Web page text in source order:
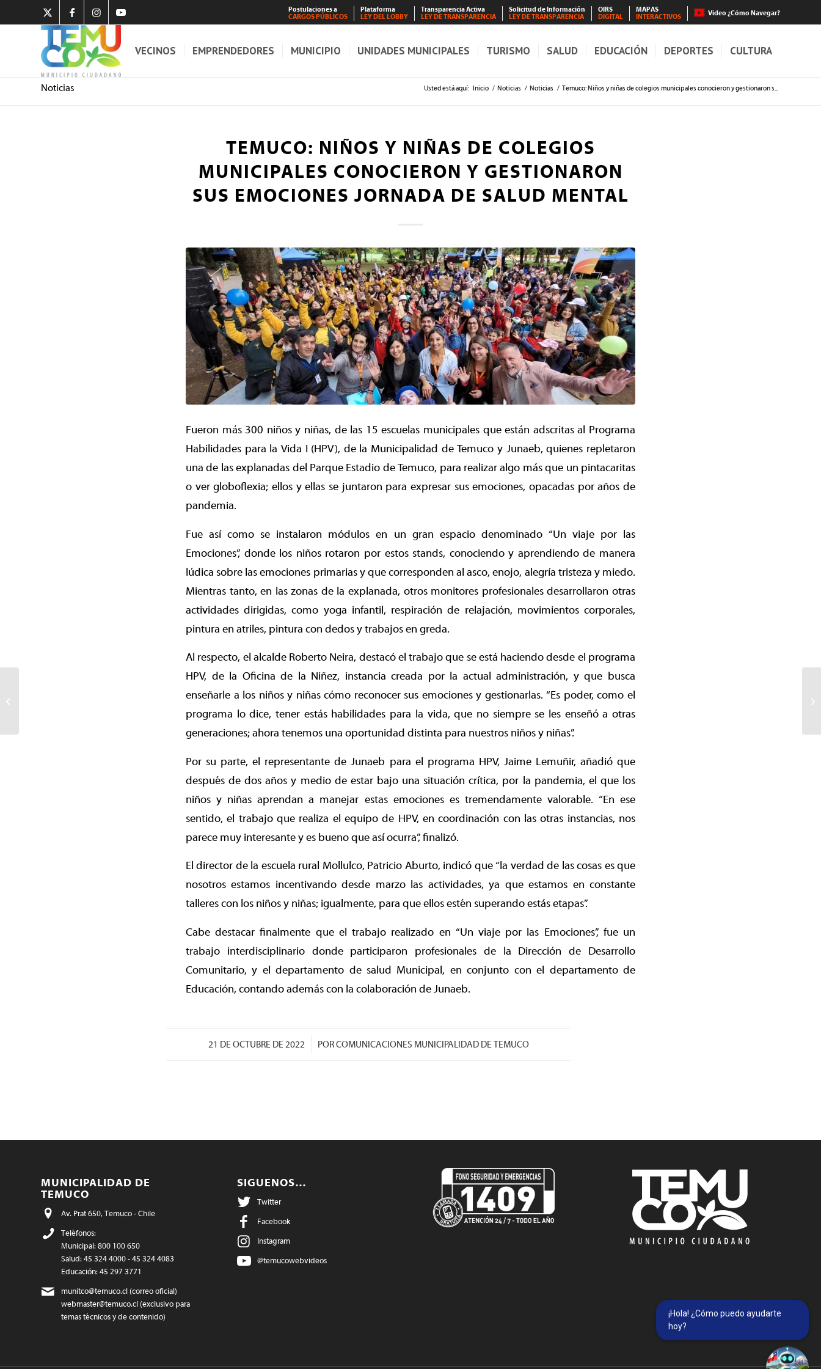
Postulaciones a
CARGOS PÚBLICOS
Plataforma
LEY DEL LOBBY
Transparencia Activa
LEY DE TRANSPARENCIA
Solicitud de Información
LEY DE TRANSPARENCIA
OIRS
DIGITAL
MAPAS
INTERACTIVOS
Video ¿Cómo Navegar?
VECINOS EMPRENDEDORES MUNICIPIO UNIDADES MUNICIPALES TURISMO SALUD EDUCACIÓN DEPORTES CULTURA
Noticias Usted está aquí: Inicio / Noticias / Noticias / Temuco: Niños y niñas de colegios municipales conocieron y gestionaron s...
TEMUCO: NIÑOS Y NIÑAS DE COLEGIOS
MUNICIPALES CONOCIERON Y GESTIONARON
SUS EMOCIONES JORNADA DE SALUD MENTAL
Fueron más 300 niños y niñas, de las 15 escuelas municipales que están adscritas al Programa
Habilidades para la Vida I (HPV), de la Municipalidad de Temuco y Junaeb, quienes repletaron
una de las explanadas del Parque Estadio de Temuco, para realizar algo más que un pintacaritas
o ver globoflexia; ellos y ellas se juntaron para expresar sus emociones, opacadas por años de
pandemia.
Fue así como se instalaron módulos en un gran espacio denominado “Un viaje por las
Emociones”, donde los niños rotaron por estos stands, conociendo y aprendiendo de manera
lúdica sobre las emociones primarias y que corresponden al asco, enojo, alegría tristeza y miedo.
Mientras tanto, en las zonas de la explanada, otros monitores profesionales desarrollaron otras
actividades dirigidas, como yoga infantil, respiración de relajación, movimientos corporales,
pintura en atriles, pintura con dedos y trabajos en greda.
Al respecto, el alcalde Roberto Neira, destacó el trabajo que se está haciendo desde el programa
HPV, de la Oficina de la Niñez, instancia creada por la actual administración, y que busca
enseñarle a los niños y niñas cómo reconocer sus emociones y gestionarlas. “Es poder, como el
programa lo dice, tener estás habilidades para la vida, que no siempre se les enseñó a otras
generaciones; ahora tenemos una oportunidad distinta para nuestros niños y niñas”.
Por su parte, el representante de Junaeb para el programa HPV, Jaime Lemuñir, añadió que
después de dos años y medio de estar bajo una situación crítica, por la pandemia, el que los
niños y niñas aprendan a manejar estas emociones es tremendamente valorable. “En ese
sentido, el trabajo que realiza el equipo de HPV, en coordinación con las otras instancias, nos
parece muy interesante y es bueno que así ocurra”, finalizó.
El director de la escuela rural Mollulco, Patricio Aburto, indicó que “la verdad de las cosas es que
nosotros estamos incentivando desde marzo las actividades, ya que estamos en constante
talleres con los niños y niñas; igualmente, para que ellos estén superando estás etapas”.
Cabe destacar finalmente que el trabajo realizado en “Un viaje por las Emociones”, fue un
trabajo interdisciplinario donde participaron profesionales de la Dirección de Desarrollo
Comunitario, y el departamento de salud Municipal, en conjunto con el departamento de
Educación, contando además con la colaboración de Junaeb.
21 DE OCTUBRE DE 2022
/ PORCOMUNICACIONES MUNICIPALIDAD DE TEMUCO
MUNICIPALIDAD DE
TEMUCO
Av. Prat 650, Temuco - Chile
Teléfonos:
Municipal: 800 100 650
Salud: 45 324 4000 - 45 324 4083
Educación: 45 297 3771
munitco@temuco.cl (correo oficial)
webmaster@temuco.cl (exclusivo para
temas técnicos y de contenido)
SIGUENOS…
Twitter
Facebook
Instagram
@temucowebvideos
¡Hola! ¿Cómo puedo ayudarte
hoy?